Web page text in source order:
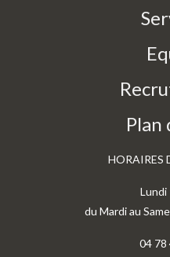
Plan
HORAIRES
Lundi
du Mardi au
04 78